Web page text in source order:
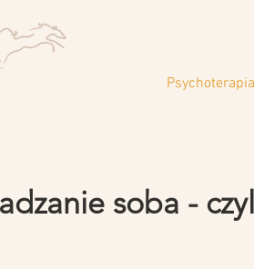
soba -